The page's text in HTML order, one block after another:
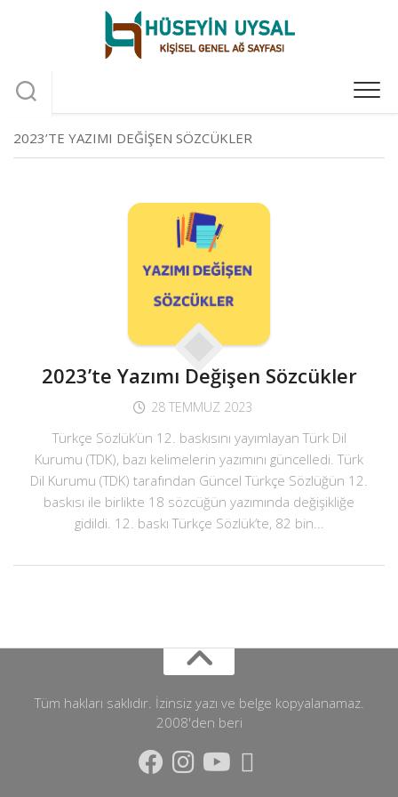
2023’TE YAZIMI DEĞIŞEN SÖZCÜKLER
2023’te Yazımı Değişen Sözcükler
28 TEMMUZ 2023
Türkçe Sözlük’ün 12. baskısını yayımlayan Türk Dil
Kurumu (TDK), bazı kelimelerin yazımını güncelledi. Türk
Dil Kurumu (TDK) tarafından Güncel Türkçe Sözlüğün 12.
baskısı ile birlikte 18 sözcüğün yazımında değişikliğe
gidildi. 12. baskı Türkçe Sözlük’te, 82 bin...
Tüm hakları saklıdır. İzinsiz yazı ve belge kopyalanamaz.
2008'den beri